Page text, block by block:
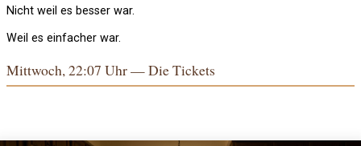
Nicht weil es besser war.
Weil es einfacher war.
Mittwoch, 22:07 Uhr — Die Tickets